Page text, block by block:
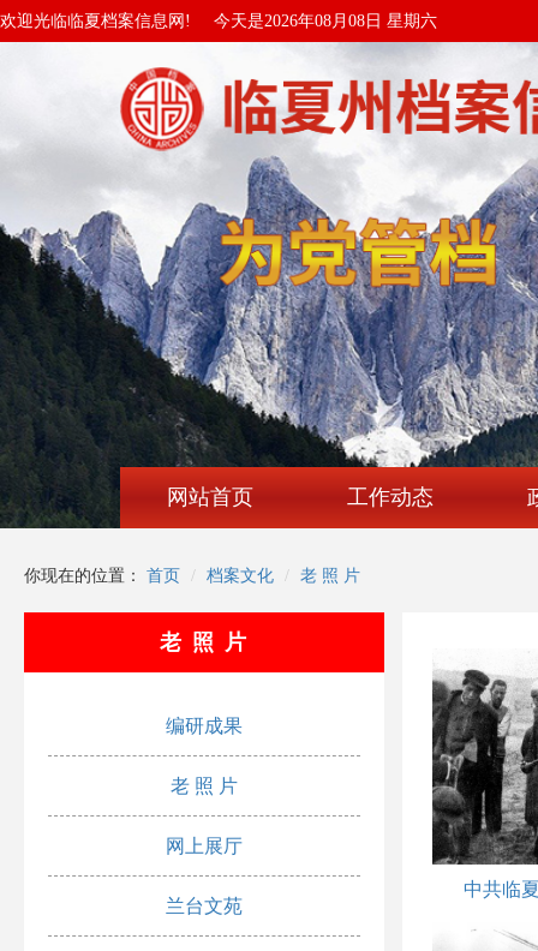
欢迎光临临夏档案信息网! 今天是2026年08月08日 星期六
网站首页 工作动态
你现在的位置： 首页 档案文化 老 照 片
老 照 片
编研成果
老 照 片
网上展厅
兰台文苑